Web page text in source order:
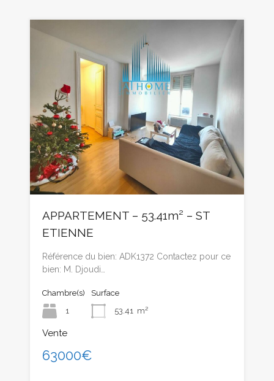
APPARTEMENT – 53.41m² – ST
ETIENNE
Référence du bien: ADK1372 Contactez pour ce
bien: M. Djoudi…
Chambre(s)
1
Surface
53.41 m²
Vente
63000€